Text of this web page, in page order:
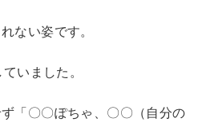
ない姿です。
いました。
「〇〇ぽちゃ、〇〇（自分の